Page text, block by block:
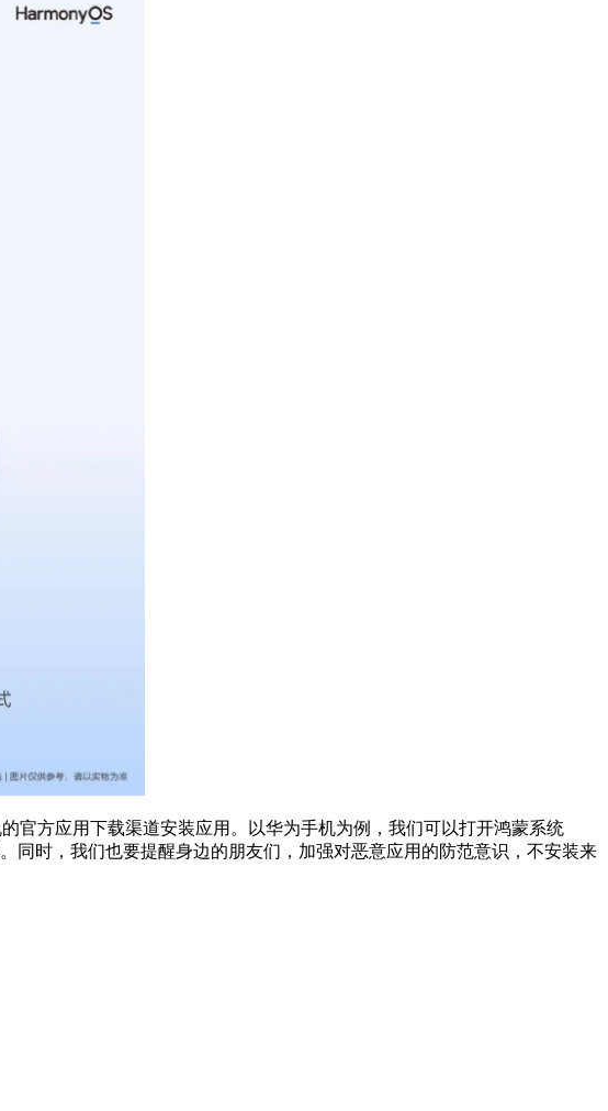
官方应用下载渠道安装应用。以华为手机为例，我们可以打开鸿蒙系统
同时，我们也要提醒身边的朋友们，加强对恶意应用的防范意识，不安装来